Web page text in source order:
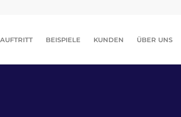
BEISPIELE KUNDEN ÜBER UNS